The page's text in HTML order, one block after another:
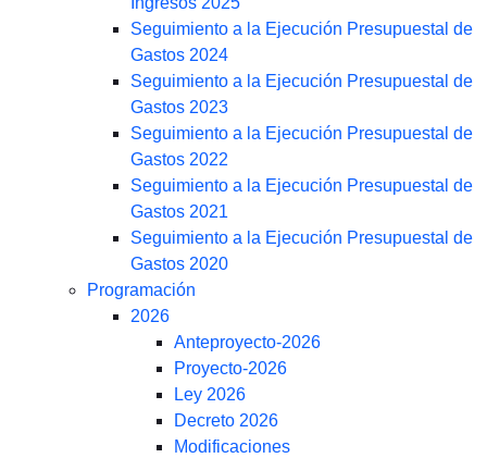
Seguimiento a la Ejecución Presupuestal de
Gastos 2024
Seguimiento a la Ejecución Presupuestal de
Gastos 2023
Seguimiento a la Ejecución Presupuestal de
Gastos 2022
Seguimiento a la Ejecución Presupuestal de
Gastos 2021
Seguimiento a la Ejecución Presupuestal de
Gastos 2020
Programación
2026
Anteproyecto-2026
Proyecto-2026
Ley 2026
Decreto 2026
Modificaciones